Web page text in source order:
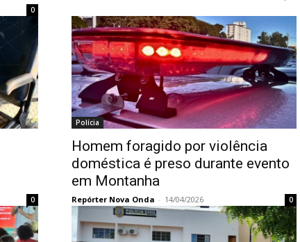
0
0
Polícia
Homem foragido por violência
doméstica é preso durante evento
em Montanha
Repórter Nova Onda - 14/04/2026 0